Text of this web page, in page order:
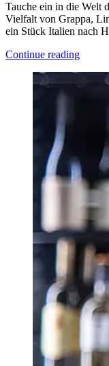
Tauche ein in die Welt
Vielfalt von Grappa,
ein Stück Italien nach
Continue reading